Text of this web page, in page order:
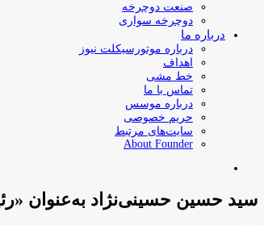
صنعت دوچرخه
دوچرخه سواری
درباره ما
درباره موتورسیکلت نیوز
اهداف
خط مشی
تماس با ما
درباره موسس
حریم خصوصی
سایت‌های مرتبط
About Founder
سید حسین حسینی‌نژاد به‌عنوان